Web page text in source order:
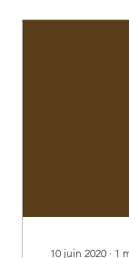
10 juin 2020 ∙ 1